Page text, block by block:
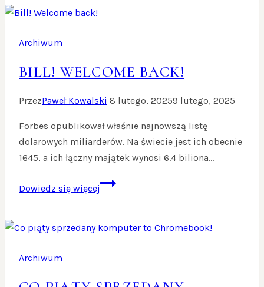
Archiwum
BILL! WELCOME BACK!
PrzezPaweł Kowalski 8 lutego, 20259 lutego, 2025
Forbes opublikował właśnie najnowszą listę
dolarowych miliarderów. Na świecie jest ich obecnie
1645, a ich łączny majątek wynosi 6.4 biliona…
Dowiedz się więcej
Bill!
Archiwum